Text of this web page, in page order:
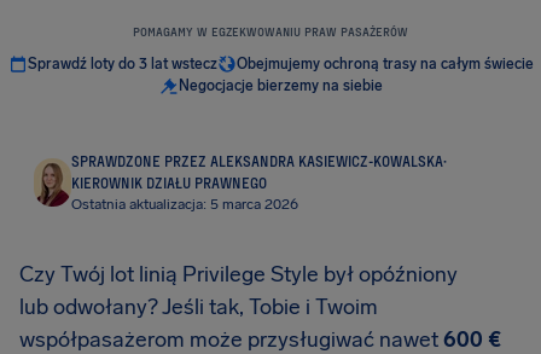
POMAGAMY W EGZEKWOWANIU PRAW PASAŻERÓW
Sprawdź loty do 3 lat wstecz
Obejmujemy ochroną trasy na całym świecie
Negocjacje bierzemy na siebie
SPRAWDZONE PRZEZ ALEKSANDRA KASIEWICZ-KOWALSKA·
KIEROWNIK DZIAŁU PRAWNEGO
Ostatnia aktualizacja: 5 marca 2026
Czy Twój lot linią Privilege Style był opóźniony
lub odwołany? Jeśli tak, Tobie i Twoim
współpasażerom może przysługiwać nawet600 €